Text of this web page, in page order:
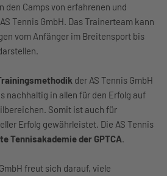
den Camps von erfahrenen und
Tennis GmbH. Das Trainerteam kann
vom Anfänger im Breitensport bis
der AS Tennis GmbH
nachhaltig in allen für den Erfolg auf
Somit ist auch für
Erfolg gewährleistet. Die AS Tennis
Tennisakademie der GPTCA
freut sich darauf, viele